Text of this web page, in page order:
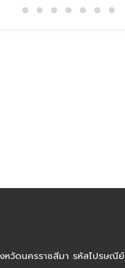
หวัดนครราชสีมา รหัสไปรษณีย์